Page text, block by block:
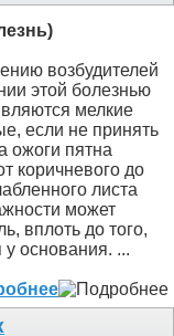
возбудителей
этой болезнью
мелкие
если не принять
ожоги пятна
коричневого до
листа
может
вплоть до того,
основания. ...